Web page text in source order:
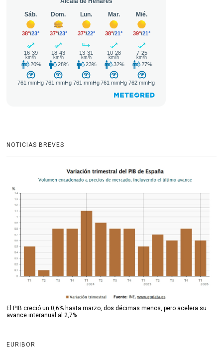
NOTICIAS BREVES
El PIB creció un 0,6% hasta marzo, dos décimas menos, pero acelera su
avance interanual al 2,7%
EURIBOR